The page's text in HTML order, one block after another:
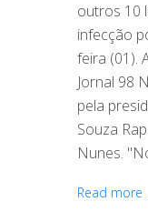
outros 10
infecção
feira (01).
Jornal 98
pela
Souza
Nunes.
Read more